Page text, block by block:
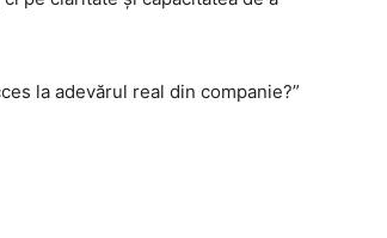
la adevărul real din companie?”